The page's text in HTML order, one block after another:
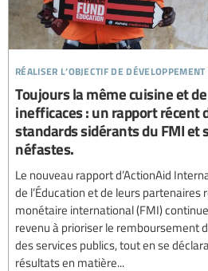
réaliser l’objectif de
Toujours la même cuisine et
inefficaces : un rapport récent
standards sidérants du FMI et
néfastes.
Le nouveau rapport d’ActionAid
de l’Éducation et de leurs
monétaire international (FMI)
revenu à prioriser le remboursement
des services publics, tout en se
résultats en matière...